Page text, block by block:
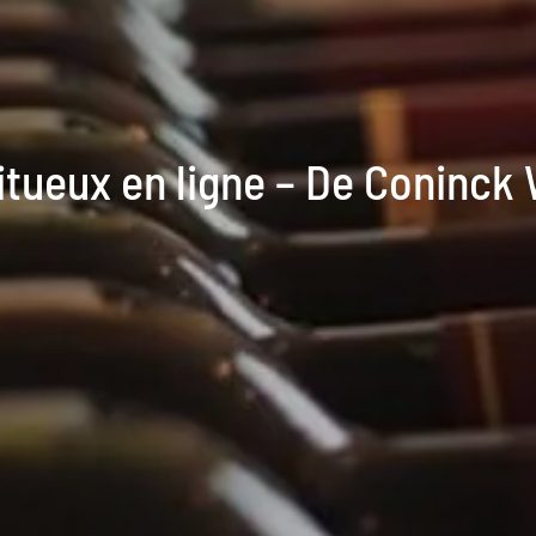
en ligne – De Coninck